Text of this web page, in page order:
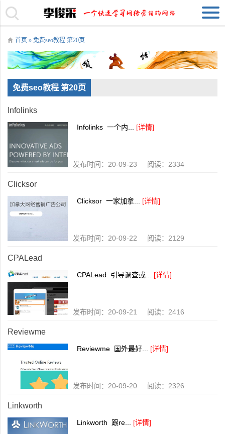
首页 » 免费seo教程 第20页
免费seo教程 第20页
Infolinks
Infolinks 一个内... [详情]
发布时间：20-09-23 阅读：2334
Clicksor
Clicksor 一家加拿... [详情]
发布时间：20-09-22 阅读：2129
CPALead
CPALead 引导调查或... [详情]
发布时间：20-09-21 阅读：2416
Reviewme
Reviewme 国外最好... [详情]
发布时间：20-09-20 阅读：2326
Linkworth
Linkworth 跟re... [详情]